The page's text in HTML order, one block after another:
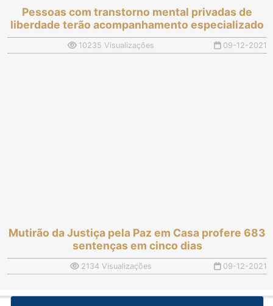
Pessoas com transtorno mental privadas de
liberdade terão acompanhamento especializado
10235 Visualizações 09-12-2021
Mutirão da Justiça pela Paz em Casa profere 683
sentenças em cinco dias
2134 Visualizações 09-12-2021